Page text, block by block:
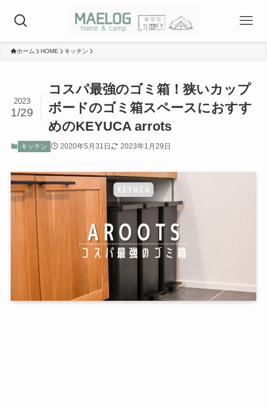
ホーム HOME キッチン
コスパ最強のゴミ箱！狭いカップ
ボードのゴミ箱スペースにおすす
めのKEYUCA arrots
2023
1/29
キッチン 2020年5月31日 2023年1月29日